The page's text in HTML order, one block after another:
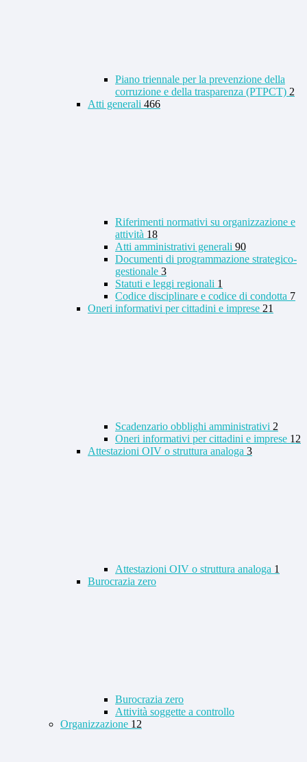
Piano triennale per la prevenzione della
corruzione e della trasparenza (PTPCT) 2
Atti generali 466
Riferimenti normativi su organizzazione e
attività 18
Atti amministrativi generali 90
Documenti di programmazione strategico-
gestionale 3
Statuti e leggi regionali 1
Codice disciplinare e codice di condotta 7
Oneri informativi per cittadini e imprese 21
Scadenzario obblighi amministrativi 2
Oneri informativi per cittadini e imprese 12
Attestazioni OIV o struttura analoga 3
Attestazioni OIV o struttura analoga 1
Burocrazia zero
Burocrazia zero
Attività soggette a controllo
Organizzazione 12